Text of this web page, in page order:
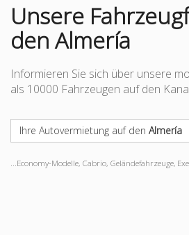
Unsere
den Almería
Informieren Sie sich über unsere
als 10000 Fahrzeugen auf den
Ihre Autovermietung auf den Almería
...Economy-Modelle, Cabrio, Geländefahrzeuge,